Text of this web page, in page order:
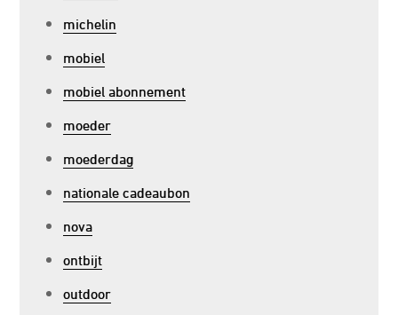
michelin
mobiel
mobiel abonnement
moeder
moederdag
nationale cadeaubon
nova
ontbijt
outdoor